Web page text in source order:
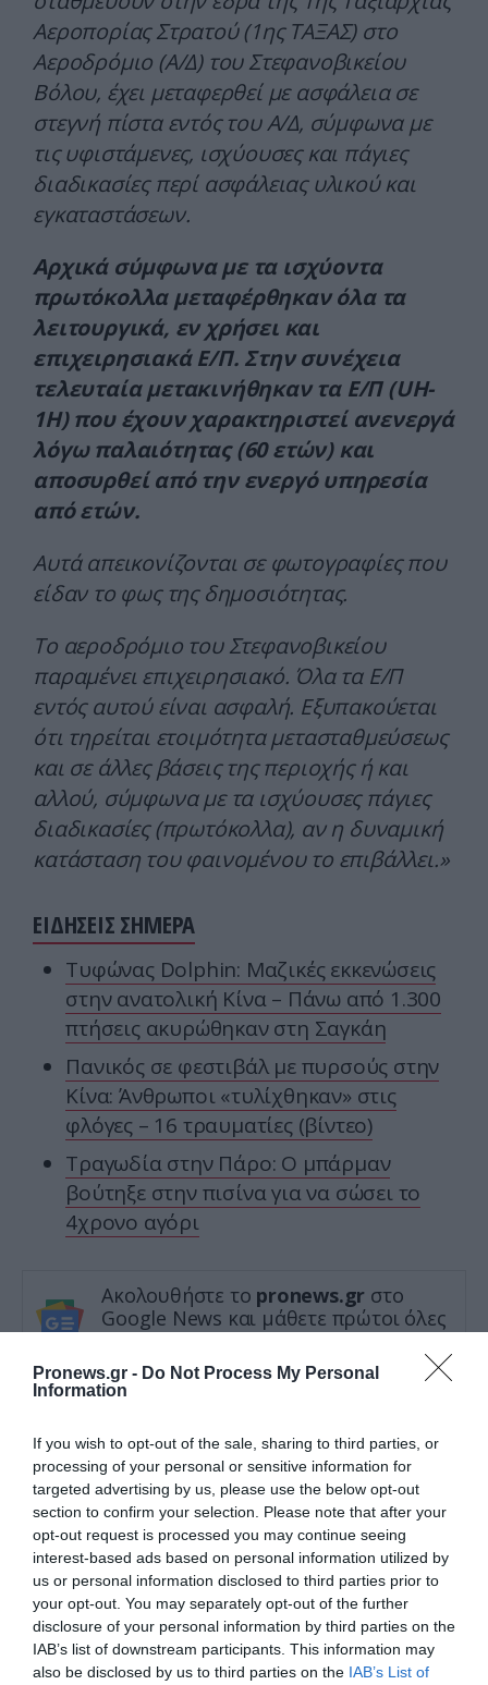
Pronews.gr - Do Not Process My Personal
Information
If you wish to opt-out of the sale, sharing to third parties, or
processing of your personal or sensitive information for
targeted advertising by us, please use the below opt-out
section to confirm your selection. Please note that after your
opt-out request is processed you may continue seeing
interest-based ads based on personal information utilized by
us or personal information disclosed to third parties prior to
your opt-out. You may separately opt-out of the further
disclosure of your personal information by third parties on the
IAB’s list of downstream participants. This information may
also be disclosed by us to third parties on the IAB’s List of
Αεροπορίας Στρατού (1ης ΤΑΞΑΣ) στο
Αεροδρόμιο (Α/Δ) του Στεφανοβικείου
Βόλου, έχει μεταφερθεί με ασφάλεια σε
στεγνή πίστα εντός του Α/Δ, σύμφωνα με
τις υφιστάμενες, ισχύουσες και πάγιες
διαδικασίες περί ασφάλειας υλικού και
εγκαταστάσεων.
Αρχικά σύμφωνα με τα ισχύοντα
πρωτόκολλα μεταφέρθηκαν όλα τα
λειτουργικά, εν χρήσει και
επιχειρησιακά Ε/Π. Στην συνέχεια
τελευταία μετακινήθηκαν τα Ε/Π (UH-
1H) που έχουν χαρακτηριστεί ανενεργά
λόγω παλαιότητας (60 ετών) και
αποσυρθεί από την ενεργό υπηρεσία
από ετών.
Αυτά απεικονίζονται σε φωτογραφίες που
είδαν το φως της δημοσιότητας.
Το αεροδρόμιο του Στεφανοβικείου
παραμένει επιχειρησιακό. Όλα τα Ε/Π
εντός αυτού είναι ασφαλή. Εξυπακούεται
ότι τηρείται ετοιμότητα μετασταθμεύσεως
και σε άλλες βάσεις της περιοχής ή και
αλλού, σύμφωνα με τα ισχύουσες πάγιες
διαδικασίες (πρωτόκολλα), αν η δυναμική
κατάσταση του φαινομένου το επιβάλλει.»
ΕΙΔΗΣΕΙΣ ΣΗΜΕΡΑ
Τυφώνας Dolphin: Μαζικές εκκενώσεις
στην ανατολική Κίνα – Πάνω από 1.300
πτήσεις ακυρώθηκαν στη Σαγκάη
Πανικός σε φεστιβάλ με πυρσούς στην
Κίνα: Άνθρωποι «τυλίχθηκαν» στις
φλόγες – 16 τραυματίες (βίντεο)
Τραγωδία στην Πάρο: Ο μπάρμαν
βούτηξε στην πισίνα για να σώσει το
4χρονο αγόρι
Ακολουθήστε το pronews.gr στο
Google News και μάθετε πρώτοι όλες
τις ειδήσεις
Δείτε μας ζωντανά στοYouTube,
Twitch,X,Telegram